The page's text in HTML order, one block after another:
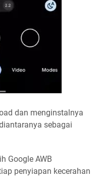
dan menginstalnya
sebagai
Google AWB
penyiapan kecerahan